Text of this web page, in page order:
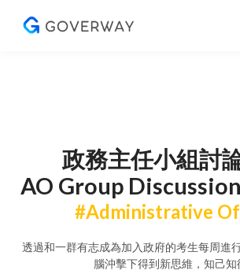
政務主任小組討
AO Group
#Administrative
透過和一群有志成為加入政府的考生每周進
腦沖擊下得到新思維，知己知